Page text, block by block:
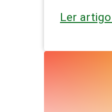
Ler artigo